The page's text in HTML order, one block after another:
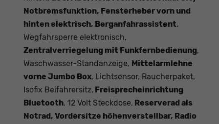
Notbremsfunktion, Fensterheber vorn und
hinten elektrisch, Berganfahrassistent,
Wegfahrsperre elektronisch,
Zentralverriegelung mit Funkfernbedienung,
Waschwasser-Standanzeige, Mittelarmlehne
vorne Jumbo Box, Lichtsensor, Raucherpaket,
Isofix Beifahrersitz, Freisprecheinrichtung
Bluetooth, 12 Volt Steckdose, Reserverad als
Notrad, Vordersitze höhenverstellbar, Radio